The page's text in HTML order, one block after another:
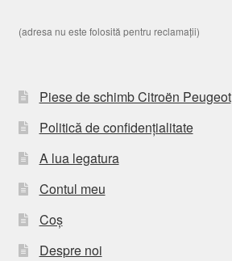
(adresa nu este folosită pentru reclamații)
Piese de schimb Citroën Peugeot
Politică de confidențialitate
A lua legatura
Contul meu
Coș
Despre noi